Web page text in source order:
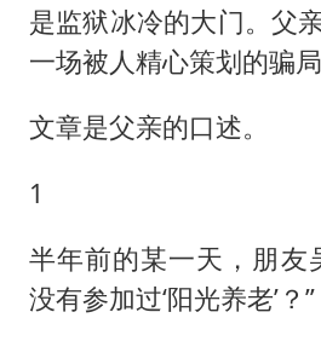
是监狱冰冷的大门。父
一场被人精心策划的骗局
文章是父亲的口述。
1
半年前的某一天，朋友
没有参加过‘阳光养老’？”